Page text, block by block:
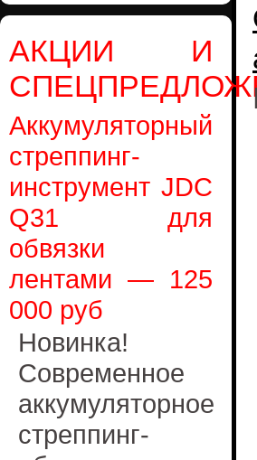
АКЦИИ И
Аккумуляторный
стреппинг-
инструмент JDC
Q31 для
обвязки
лентами — 125
000 руб
Новинка!
Современное
аккумуляторное
стреппинг-